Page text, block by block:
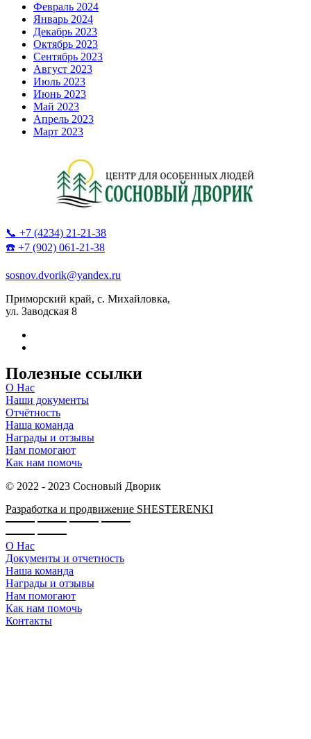
Февраль 2024
Январь 2024
Декабрь 2023
Октябрь 2023
Сентябрь 2023
Август 2023
Июль 2023
Июнь 2023
Май 2023
Апрель 2023
Март 2023
📞 +7 (4234) 21-21-38
☎️ +7 (902) 061-21-38
sosnov.dvorik@yandex.ru
Приморский край, с. Михайловка,
ул. Заводская 8
Полезные ссылки
О Нас
Наши документы
Отчётность
Наша команда
Награды и отзывы
Нам помогают
Как нам помочь
© 2022 - 2023 Сосновый Дворик
Разработка и продвижение SHESTERENKI
О Нас
Документы и отчетность
Наша команда
Награды и отзывы
Нам помогают
Как нам помочь
Контакты